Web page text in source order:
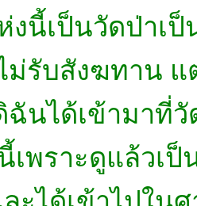
งนี้เป็นวัดป่าเ
ม่รับสังฆทาน
นได้เข้ามาที่
เพราะดูแล้วเ